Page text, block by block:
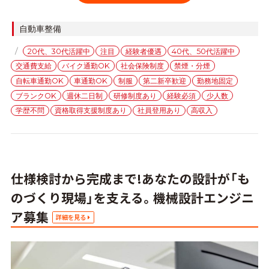
ゴ
リ
ー
自動車整備
タ
グ
20代、30代活躍中 注目 経験者優遇
40代、50代活躍中
交通費支給
バイク通勤OK 社会保険制度
禁煙・分煙
自転車通勤OK
車通勤OK 制服 第二新卒歓迎
勤務地固定
ブランクOK
週休二日制 研修制度あり 経験必須
少人数
学歴不問
資格取得支援制度あり 社員登用あり 高収入
仕様検討から完成まで!あなたの設計が「も
のづくり現場」を支える。機械設計エンジニ
ア募集
詳細を見る